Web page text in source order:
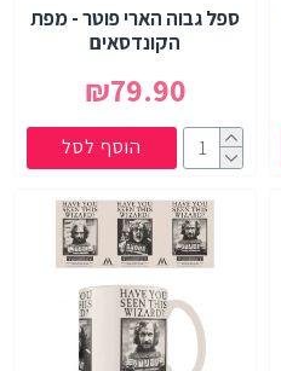
ספל גבוה הארי פוטר - מפת
הקונדסאים
₪79.90
הוסף לסל